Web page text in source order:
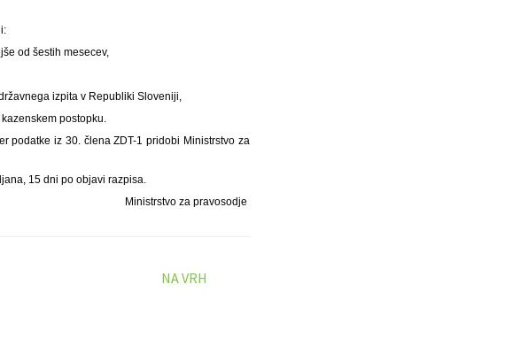
od šestih mesecev,
izpita v Republiki Sloveniji,
postopku.
podatke iz 30. člena ZDT-1 pridobi Ministrstvo za
15 dni po objavi razpisa.
Ministrstvo za pravosodje
NA VRH